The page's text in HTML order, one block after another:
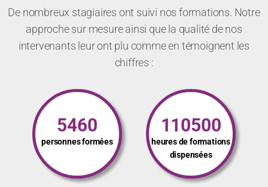
De nombreux stagiaires ont suivi nos formations. Notre
approche sur mesure ainsi que la qualité de nos
intervenants leur ont plu comme en témoignent les
chiffres :
5460
personnes formées
110500
heures de formations
dispensées